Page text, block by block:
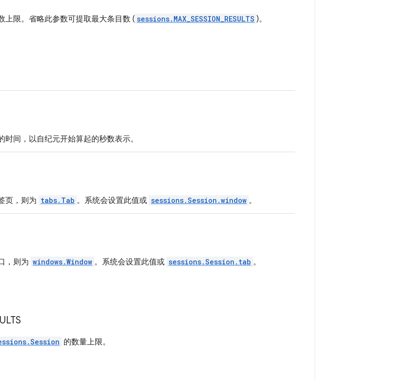
上限。省略此参数可提取最大条目数 ( sessions.MAX_SESSION_RESULTS )。
间，以自纪元开始算起的秒数表示。
页，则为 tabs.Tab 。系统会设置此值或 sessions.Session.window 。
，则为 windows.Window 。系统会设置此值或 sessions.Session.tab 。
的数量上限。